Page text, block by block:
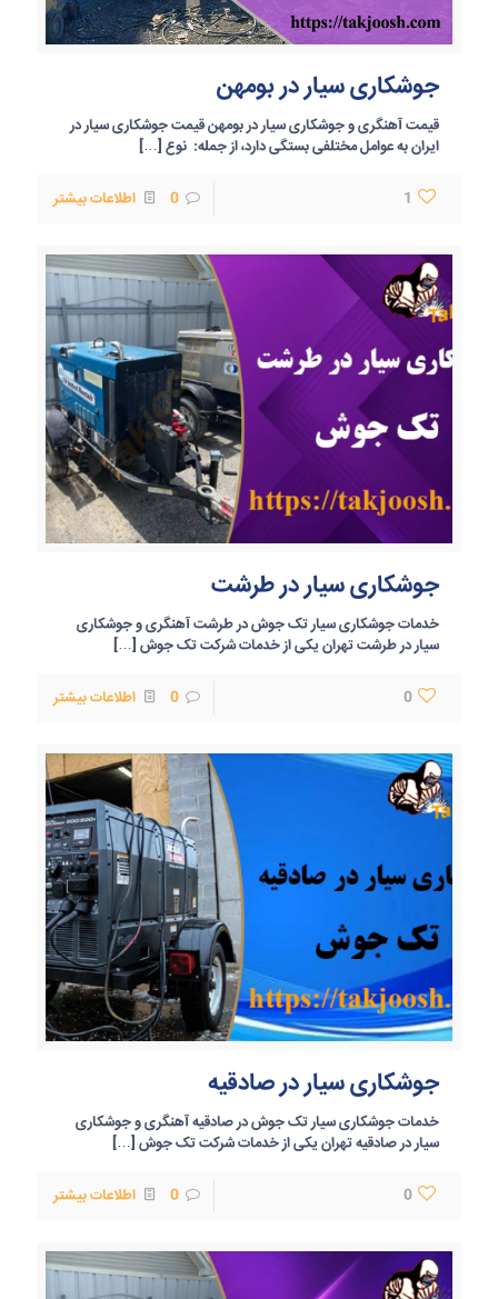
جوشکاری سیار در بومهن
قیمت آهنگری و جوشکاری سیار در بومهن قیمت جوشکاری سیار در
ایران به عوامل مختلفی بستگی دارد، از جمله: نوع […]
1
0 اطلاعات بیشتر
جوشکاری سیار در طرشت
خدمات جوشکاری سیار تک جوش در طرشت آهنگری و جوشکاری
سیار در طرشت تهران یکی از خدمات شرکت تک جوش […]
0
0 اطلاعات بیشتر
جوشکاری سیار در صادقیه
خدمات جوشکاری سیار تک جوش در صادقیه آهنگری و جوشکاری
سیار در صادقیه تهران یکی از خدمات شرکت تک جوش […]
0
0 اطلاعات بیشتر